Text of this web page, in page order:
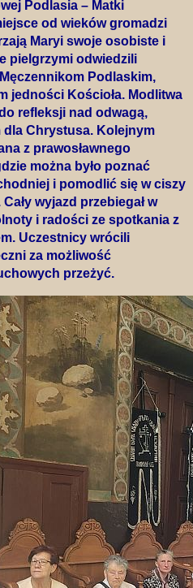
Podlasia – Matki
od wieków gromadzi
Maryi swoje osobiste i
pielgrzymi odwiedzili
Podlaskim,
jedności Kościoła. Modlitwa
refleksji nad odwagą,
Chrystusa. Kolejnym
z prawosławnego
można było poznać
i pomodlić się w ciszy
wyjazd przebiegał w
i radości ze spotkania z
Uczestnicy wrócili
za możliwość
przeżyć.